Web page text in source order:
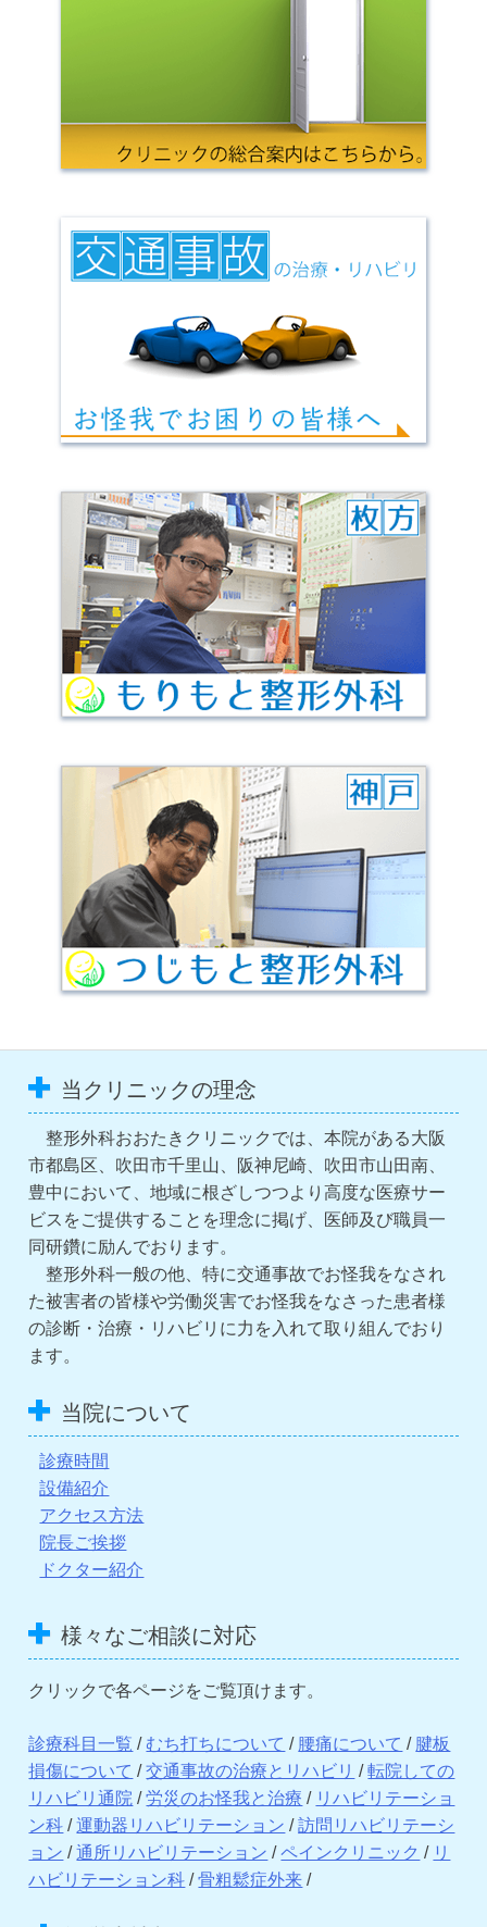
当クリニックの理念
整形外科おおたきクリニックでは、本院がある大阪
市都島区、吹田市千里山、阪神尼崎、吹田市山田南、
豊中において、地域に根ざしつつより高度な医療サー
ビスをご提供することを理念に掲げ、医師及び職員一
同研鑽に励んでおります。
整形外科一般の他、特に交通事故でお怪我をなされ
た被害者の皆様や労働災害でお怪我をなさった患者様
の診断・治療・リハビリに力を入れて取り組んでおり
ます。
当院について
診療時間
設備紹介
アクセス方法
院長ご挨拶
ドクター紹介
様々なご相談に対応
クリックで各ページをご覧頂けます。
診療科目一覧 / むち打ちについて / 腰痛について / 腱板
損傷について /交通事故の治療とリハビリ /転院しての
リハビリ通院 /労災のお怪我と治療 / リハビリテーショ
ン科 /運動器リハビリテーション /訪問リハビリテーシ
ョン /通所リハビリテーション /ペインクリニック / リ
ハビリテーション科 /骨粗鬆症外来 /